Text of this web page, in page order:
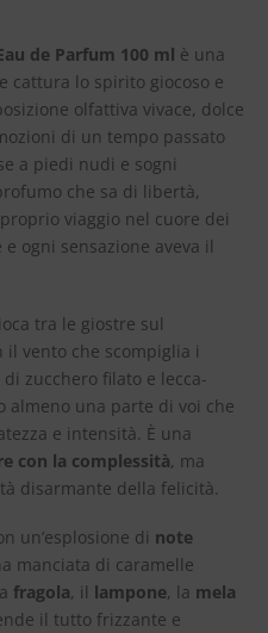
de Parfum 100 ml è una
cattura lo spirito giocoso e
olfattiva vivace, dolce
di un tempo passato
a piedi nudi e sogni
che sa di libertà,
viaggio nel cuore dei
ogni sensazione aveva il
tra le giostre sul
vento che scompiglia i
zucchero filato e lecca-
almeno una parte di voi che
e intensità. È una
con la complessità, ma
disarmante della felicità.
un’esplosione di note
manciata di caramelle
fragola, il lampone, la mela
il tutto frizzante e